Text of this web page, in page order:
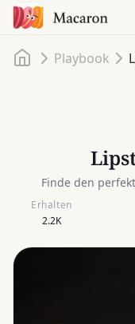
Startseite
Playbook
Finde den
Erhalten
2.2K